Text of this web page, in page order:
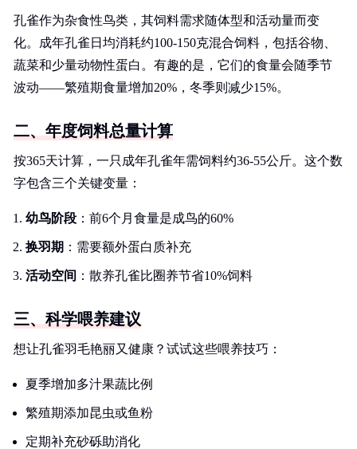
孔雀作为杂食性鸟类，其饲料需求随体型和活动量而变
化。成年孔雀日均消耗约100-150克混合饲料，包括谷物、
蔬菜和少量动物性蛋白。有趣的是，它们的食量会随季节
波动——繁殖期食量增加20%，冬季则减少15%。
二、年度饲料总量计算
按365天计算，一只成年孔雀年需饲料约36-55公斤。这个数
字包含三个关键变量：
幼鸟阶段 ：前6个月食量是成鸟的60%
换羽期 ：需要额外蛋白质补充
活动空间 ：散养孔雀比圈养节省10%饲料
三、科学喂养建议
想让孔雀羽毛艳丽又健康？试试这些喂养技巧：
夏季增加多汁果蔬比例
繁殖期添加昆虫或鱼粉
定期补充砂砾助消化